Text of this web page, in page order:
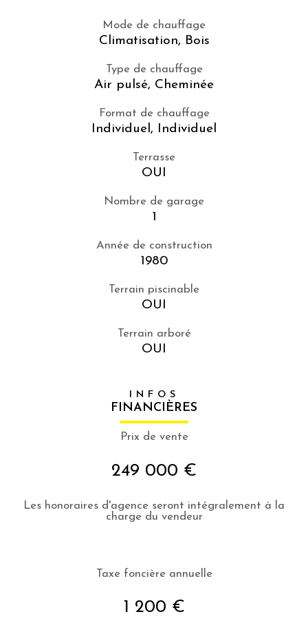
Mode de chauffage
Climatisation, Bois
Type de chauffage
Air pulsé, Cheminée
Format de chauffage
Individuel, Individuel
Terrasse
OUI
Nombre de garage
1
Année de construction
1980
Terrain piscinable
OUI
Terrain arboré
OUI
INFOS
FINANCIÈRES
Prix de vente
249 000 €
Les honoraires d'agence seront intégralement à la
charge du vendeur
Taxe foncière annuelle
1 200 €